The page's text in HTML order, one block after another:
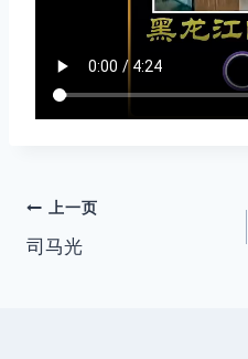
文
章
上一页
司马光